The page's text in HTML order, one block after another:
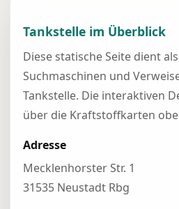
Tankstelle im Überblick
Diese statische Seite dient
Suchmaschinen und
Tankstelle. Die interaktiven
über die Kraftstoffkarten
Adresse
Mecklenhorster Str. 1
31535 Neustadt Rbg